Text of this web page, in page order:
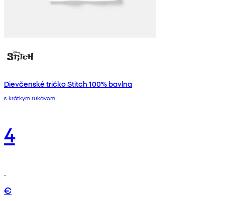
Dievčenské tričko Stitch 100% bavlna
s krátkym rukávom
4
€